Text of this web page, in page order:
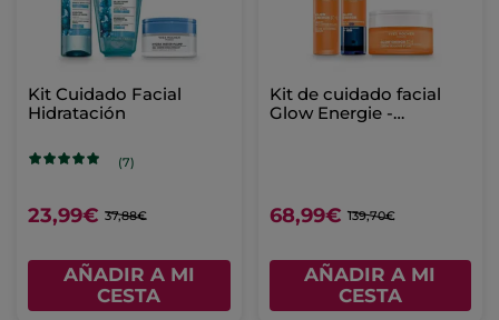
Kit Cuidado Facial
Hidratación
(7)
23,99€ 37,88€
AÑADIR A MI
CESTA
Kit de cuidado facial
Glow Energie -
68,99€ 139,70€
AÑADIR A MI
CESTA